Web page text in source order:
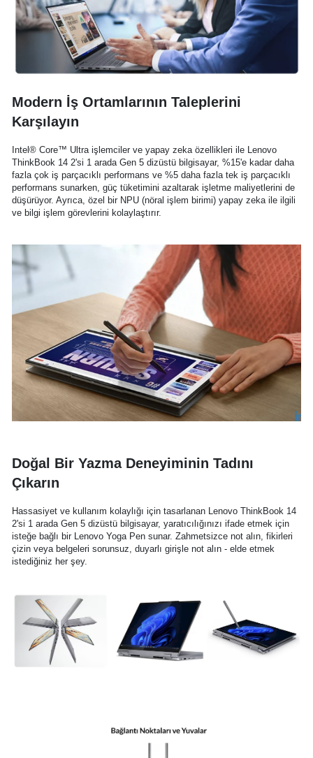
Modern İş Ortamlarının Taleplerini
Karşılayın
Intel® Core™ Ultra işlemciler ve yapay zeka özellikleri ile Lenovo
ThinkBook 14 2'si 1 arada Gen 5 dizüstü bilgisayar, %15'e kadar daha
fazla çok iş parçacıklı performans ve %5 daha fazla tek iş parçacıklı
performans sunarken, güç tüketimini azaltarak işletme maliyetlerini de
düşürüyor. Ayrıca, özel bir NPU (nöral işlem birimi) yapay zeka ile ilgili
ve bilgi işlem görevlerini kolaylaştırır.
Doğal Bir Yazma Deneyiminin Tadını
Çıkarın
Hassasiyet ve kullanım kolaylığı için tasarlanan Lenovo ThinkBook 14
2'si 1 arada Gen 5 dizüstü bilgisayar, yaratıcılığınızı ifade etmek için
isteğe bağlı bir Lenovo Yoga Pen sunar. Zahmetsizce not alın, fikirleri
çizin veya belgeleri sorunsuz, duyarlı girişle not alın - elde etmek
istediğiniz her şey.